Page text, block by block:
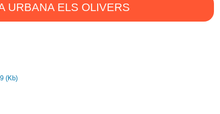
URBANA ELS OLIVERS
(Kb)